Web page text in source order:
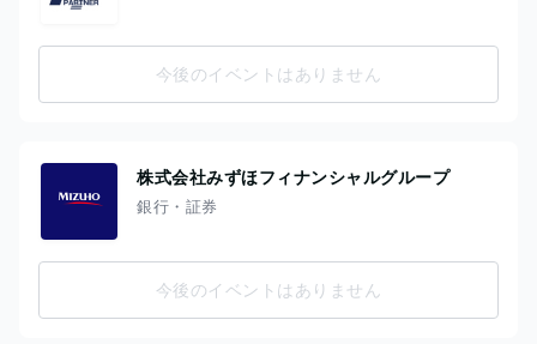
今後のイベントはありません
株式会社みずほフィナンシャルグループ
銀行・証券
今後のイベントはありません